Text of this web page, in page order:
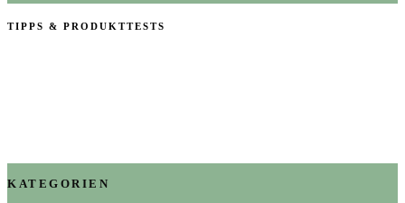
TIPPS & PRODUKTTESTS
KATEGORIEN